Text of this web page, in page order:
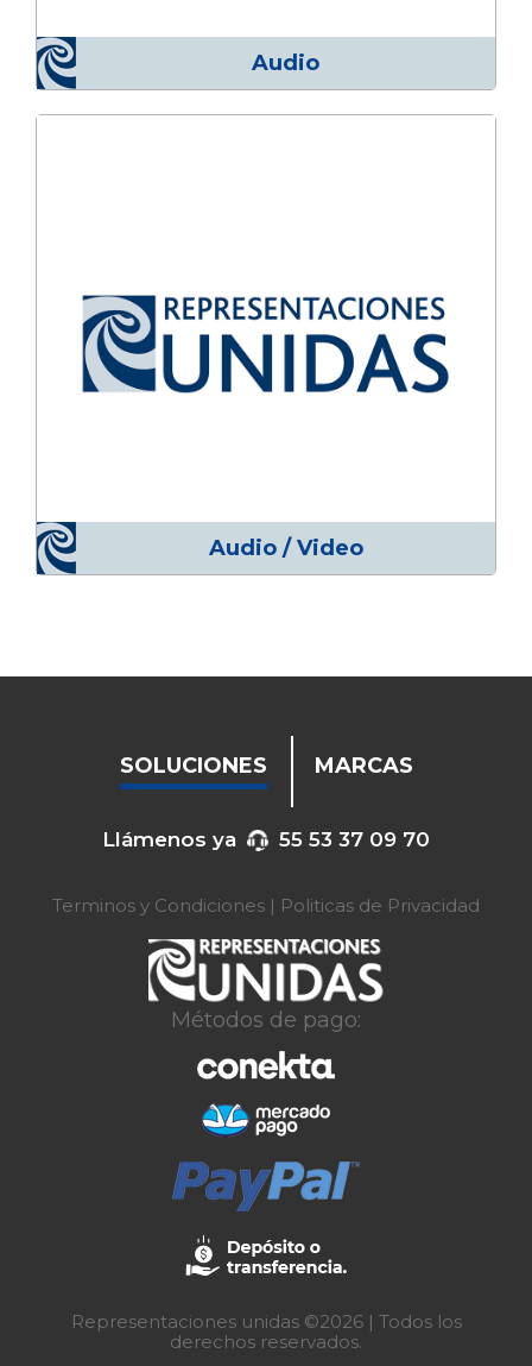
Audio
Audio / Video
SOLUCIONES MARCAS
Llámenos ya 55 53 37 09 70
Terminos y Condiciones | Politicas de Privacidad
Métodos de pago:
Representaciones unidas ©2026 | Todos los
derechos reservados.